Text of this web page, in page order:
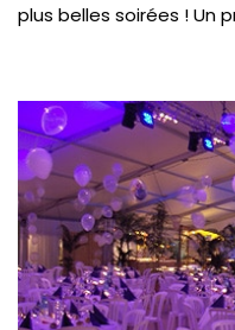
plus belles soirées ! Un